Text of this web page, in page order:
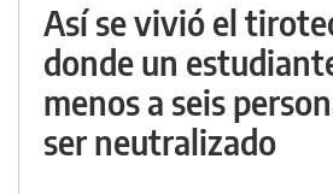
Así se vivió el
donde un
menos a seis
ser neutralizado